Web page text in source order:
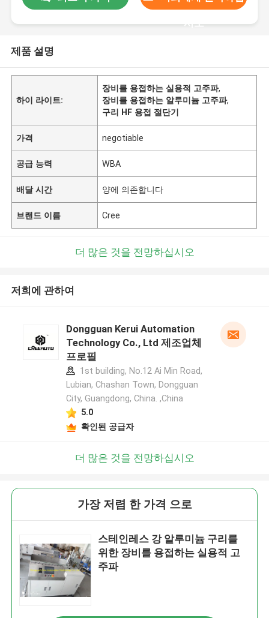
시오
제품 설명
하이 라이트:
장비를 용접하는 실용적 고주파,
장비를 용접하는 알루미늄 고주파,
구리 HF 용접 절단기
가격 negotiable
공급 능력 WBA
배달 시간 양에 의존합니다
브랜드 이름 Cree
더 많은 것을 전망하십시오
저희에 관하여
Dongguan Kerui Automation
Technology Co., Ltd 제조업체
프로필
1st building, No.12 Ai Min Road,
Lubian, Chashan Town, Dongguan
City, Guangdong, China. ,China
5.0
확인된 공급자
더 많은 것을 전망하십시오
가장 저렴 한 가격 으로
스테인레스 강 알루미늄 구리를
위한 장비를 용접하는 실용적 고
주파